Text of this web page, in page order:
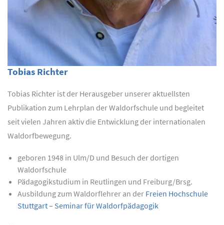
Tobias Richter
Tobias Richter ist der Herausgeber unserer aktuellsten
Publikation zum Lehrplan der Waldorfschule und begleitet
seit vielen Jahren aktiv die Entwicklung der internationalen
Waldorfbewegung.
geboren 1948 in Ulm/D und Besuch der dortigen
Waldorfschule
Pädagogikstudium in Reutlingen und Freiburg/Brsg.
Ausbildung zum Waldorflehrer an der Freien Hochschule
Stuttgart – Seminar für Waldorfpädagogik